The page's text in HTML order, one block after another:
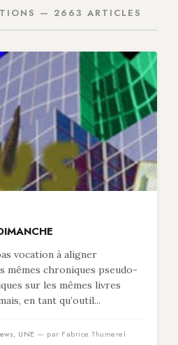
— 2663 ARTICLES
vocation à aligner
mêmes chroniques pseudo-
sur les mêmes livres
en tant qu’outil...
, UNE — par Fabrice Thumerel